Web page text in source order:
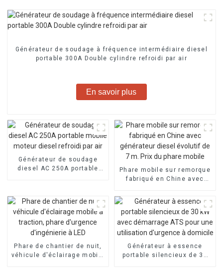
Générateur de soudage à fréquence intermédiaire diesel
portable 300A Double cylindre refroidi par air
En savoir plus
Générateur de soudage
diesel AC 250A portable
Phare mobile sur remorque
fabriqué en Chine avec
de 7 m. Prix du phare
mobile
Phare de chantier de nuit,
véhicule d'éclairage mobile
Générateur à essence
portable silencieux de 30